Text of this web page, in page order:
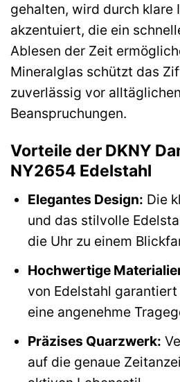
gehalten, wird durch klare
akzentuiert, die ein
Ablesen der Zeit
Mineralglas schützt das
zuverlässig vor alltäglichen
Beanspruchungen.
Vorteile der DKNY
NY2654 Edelstahl
Elegantes Design: Die
und das stilvolle
die Uhr zu einem
Hochwertige
von Edelstahl
eine angenehme
Präzises Quarzwerk:
auf die genaue